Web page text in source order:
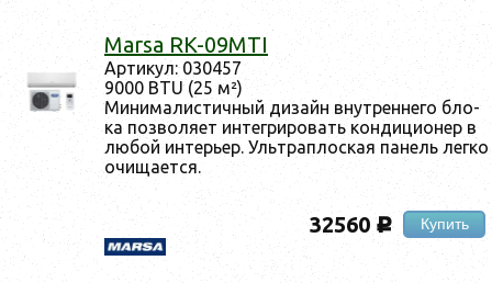
Marsa RK-09MTI
Ар­ти­кул: 030457
9000 BTU (25 м²)
Ми­нима­лис­тичный ди­зайн внут­ренне­го бло­
ка поз­во­ля­ет ин­тегри­ровать кон­ди­ци­онер в
лю­бой ин­терь­ер. Уль­трап­лоская па­нель лег­ко
очи­ща­ет­ся.
32560 c Купить